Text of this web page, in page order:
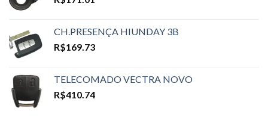
CH.PRESENÇA HIUNDAY 3B
R$169.73
TELECOMADO VECTRA NOVO
R$410.74